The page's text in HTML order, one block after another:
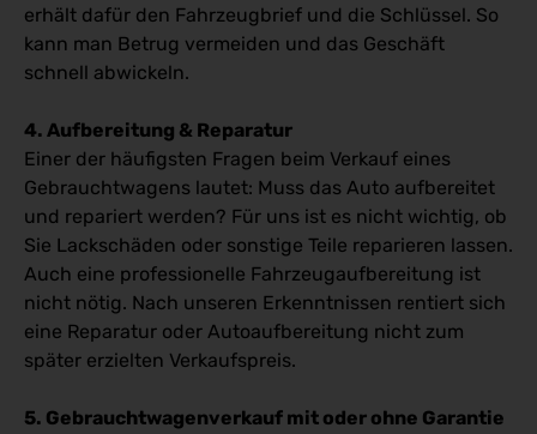
erhält dafür den Fahrzeugbrief und die Schlüssel. So
kann man Betrug vermeiden und das Geschäft
schnell abwickeln.
4. Aufbereitung & Reparatur
Einer der häufigsten Fragen beim Verkauf eines
Gebrauchtwagens lautet: Muss das Auto aufbereitet
und repariert werden? Für uns ist es nicht wichtig, ob
Sie Lackschäden oder sonstige Teile reparieren lassen.
Auch eine professionelle Fahrzeugaufbereitung ist
nicht nötig. Nach unseren Erkenntnissen rentiert sich
eine Reparatur oder Autoaufbereitung nicht zum
später erzielten Verkaufspreis.
5. Gebrauchtwagenverkauf mit oder ohne Garantie